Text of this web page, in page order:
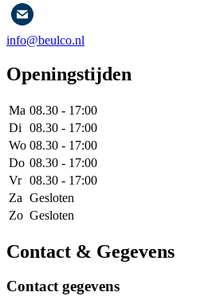
info@beulco.nl
Openingstijden
Ma 08.30 - 17:00
Di
08.30 - 17:00
Wo 08.30 - 17:00
Do 08.30 - 17:00
Vr 08.30 - 17:00
Za Gesloten
Zo Gesloten
Contact & Gegevens
Contact gegevens